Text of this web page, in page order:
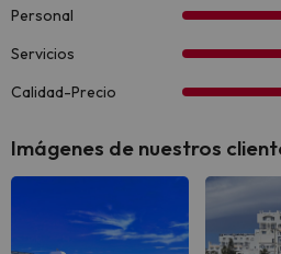
Imágenes de nuestros